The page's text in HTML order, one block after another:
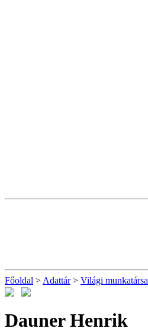
Főoldal > Adattár> Világi
Dauner Henrik